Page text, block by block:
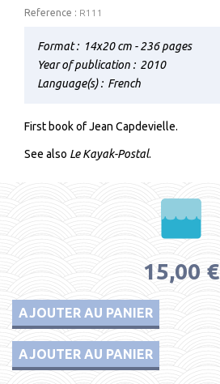
Reference : R111
Format : 14x20 cm - 236 pages
Year of publication : 2010
Language(s) : French
First book of Jean Capdevielle.
See also Le Kayak-Postal.
15,00 €
AJOUTER AU PANIER
AJOUTER AU PANIER